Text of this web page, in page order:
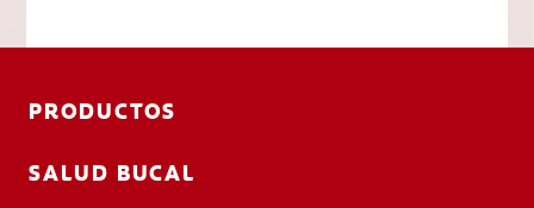
PRODUCTOS
SALUD BUCAL